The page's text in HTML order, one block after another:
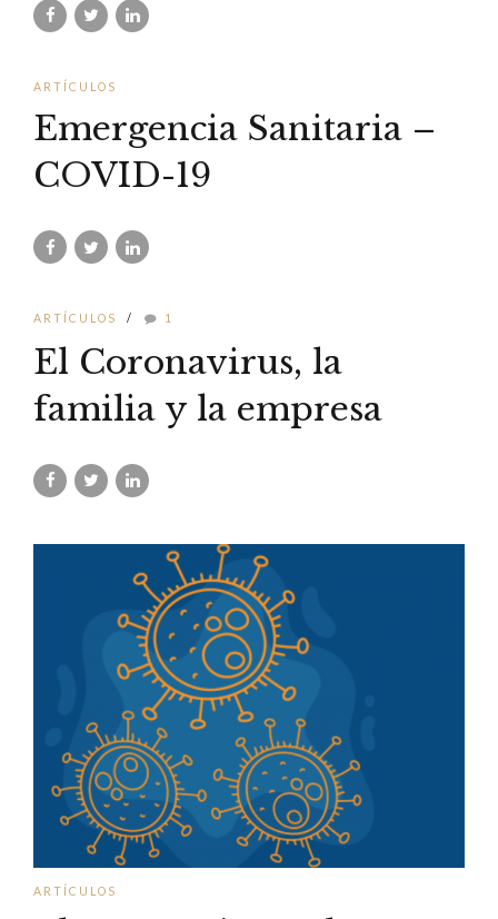
ARTÍCULOS
Emergencia Sanitaria –
COVID-19
ARTÍCULOS 1
El Coronavirus, la
familia y la empresa
ARTÍCULOS